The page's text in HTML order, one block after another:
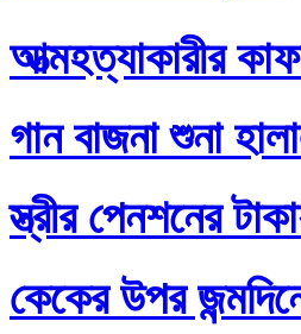
আত্মহত্যাকারীর
গান বাজনা শুনা
স্ত্রীর পেনশনের
কেকের উপর